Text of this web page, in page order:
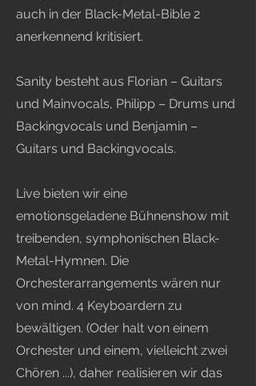
auch in der Black-Metal-Bible 2
anerkennend kritisiert.
Sanity besteht aus Florian – Guitars
und Mainvocals, Philipp – Drums und
Backingvocals und Benjamin –
Guitars und Backingvocals.
Live bieten wir eine
emotionsgeladene Bühnenshow mit
treibenden, symphonischen Black-
Metal-Hymnen. Die
Orchesterarrangements wären nur
von mind. 4 Keyboardern zu
bewältigen. (Oder halt von einem
Orchester und einem, vielleicht zwei
Chören ...), daher realisieren wir das